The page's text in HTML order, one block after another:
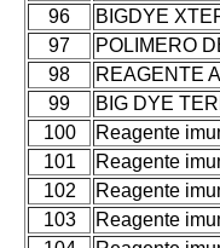
96
BIGDYE
97
POLIMERO
98
REAGENTE
99
BIG DYE
100
Reagente
101
Reagente
102
Reagente
103
Reagente